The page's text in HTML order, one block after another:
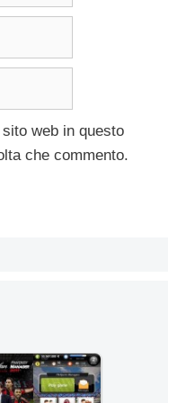
web in questo
che commento.